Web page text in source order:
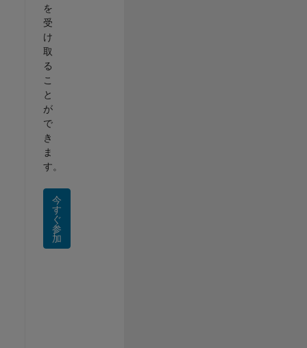
を
受
け
取
る
こ
と
が
で
き
ま
す。
今
す
ぐ
参
加